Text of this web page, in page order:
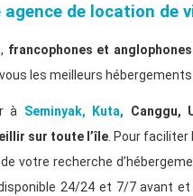
de location de
francophones et
les meilleurs hébergements
à Seminyak, Kuta, Canggu,
sur toute l’île. Pour faciliter
votre recherche
24/24 et 7/7 avant